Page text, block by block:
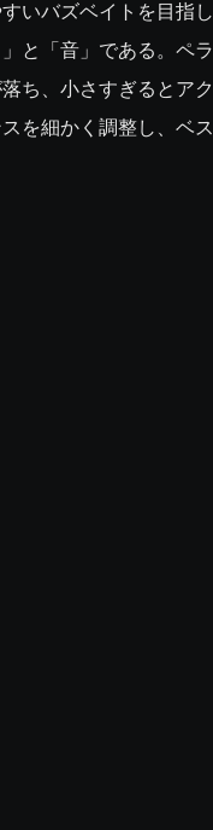
いバズベイトを目指し
と「音」である。ペラ
ち、小さすぎるとアク
を細かく調整し、ベス